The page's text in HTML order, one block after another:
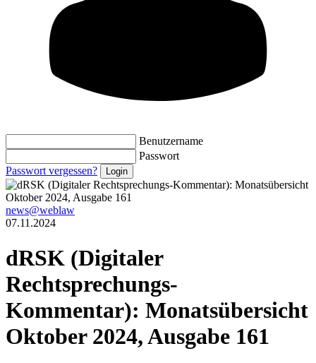
Benutzername
Passwort
Passwort vergessen?
news@weblaw
07.11.2024
dRSK (Digitaler
Rechtsprechungs-
Kommentar): Monatsübersicht
Oktober 2024, Ausgabe 161